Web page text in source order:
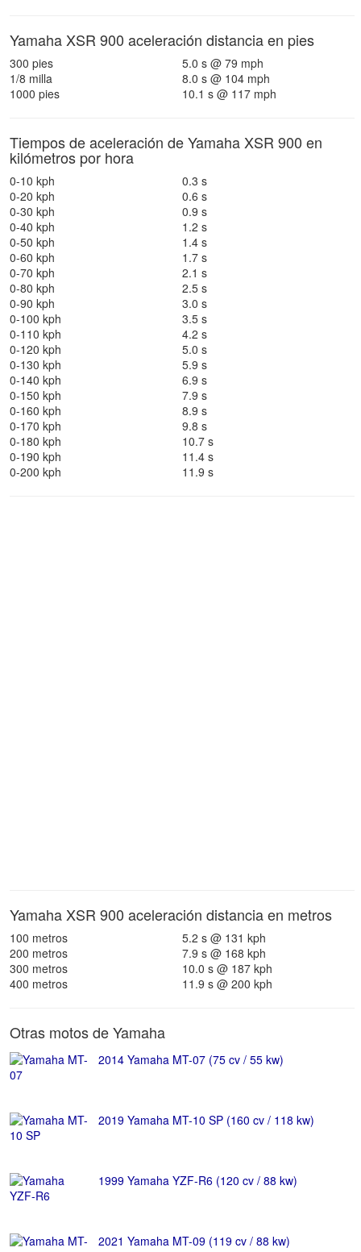
Yamaha XSR 900 aceleración distancia en pies
300 pies
5.0 s @ 79 mph
1/8 milla
8.0 s @ 104 mph
1000 pies
10.1 s @ 117 mph
Tiempos de aceleración de Yamaha XSR 900 en
kilómetros por hora
0-10 kph
0.3 s
0-20 kph
0.6 s
0-30 kph
0.9 s
0-40 kph
1.2 s
0-50 kph
1.4 s
0-60 kph
1.7 s
0-70 kph
2.1 s
0-80 kph
2.5 s
0-90 kph
3.0 s
0-100 kph
3.5 s
0-110 kph
4.2 s
0-120 kph
5.0 s
0-130 kph
5.9 s
0-140 kph
6.9 s
0-150 kph
7.9 s
0-160 kph
8.9 s
0-170 kph
9.8 s
0-180 kph
10.7 s
0-190 kph
11.4 s
0-200 kph
11.9 s
Yamaha XSR 900 aceleración distancia en metros
100 metros
5.2 s @ 131 kph
200 metros
7.9 s @ 168 kph
300 metros
10.0 s @ 187 kph
400 metros
11.9 s @ 200 kph
Otras motos de Yamaha
2014 Yamaha MT-07 (75 cv / 55 kw)
2019 Yamaha MT-10 SP (160 cv / 118 kw)
1999 Yamaha YZF-R6 (120 cv / 88 kw)
2021 Yamaha MT-09 (119 cv / 88 kw)